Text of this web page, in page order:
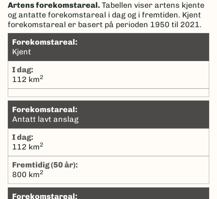
Artens forekomstareal. Tabellen viser artens kjente
og antatte forekomstareal i dag og i fremtiden. Kjent
forekomstareal er basert på perioden 1950 til 2021.
Forekomstareal:
Kjent
I dag:
112 km2
Forekomstareal:
Antatt lavt anslag
I dag:
112 km2
Fremtidig (50 år):
800 km2
Forekomstareal: